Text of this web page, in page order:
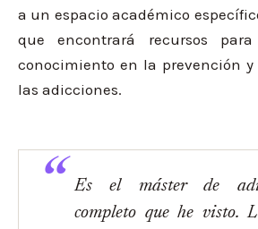
a un espacio académico
que encontrará recursos
conocimiento en la prevención
las adicciones.
Es el máster de
completo que he visto.